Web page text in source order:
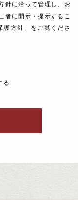
針に沿って管理し、お
者に開示・提示するこ
護方針」をご覧くださ
る